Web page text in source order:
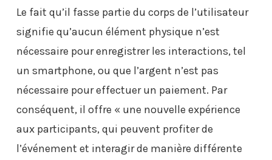
Le fait qu’il fasse partie du corps de l’utilisateur
signifie qu’aucun élément physique n’est
nécessaire pour enregistrer les interactions, tel
un smartphone, ou que l’argent n’est pas
nécessaire pour effectuer un paiement. Par
conséquent, il offre « une nouvelle expérience
aux participants, qui peuvent profiter de
l’événement et interagir de manière différente